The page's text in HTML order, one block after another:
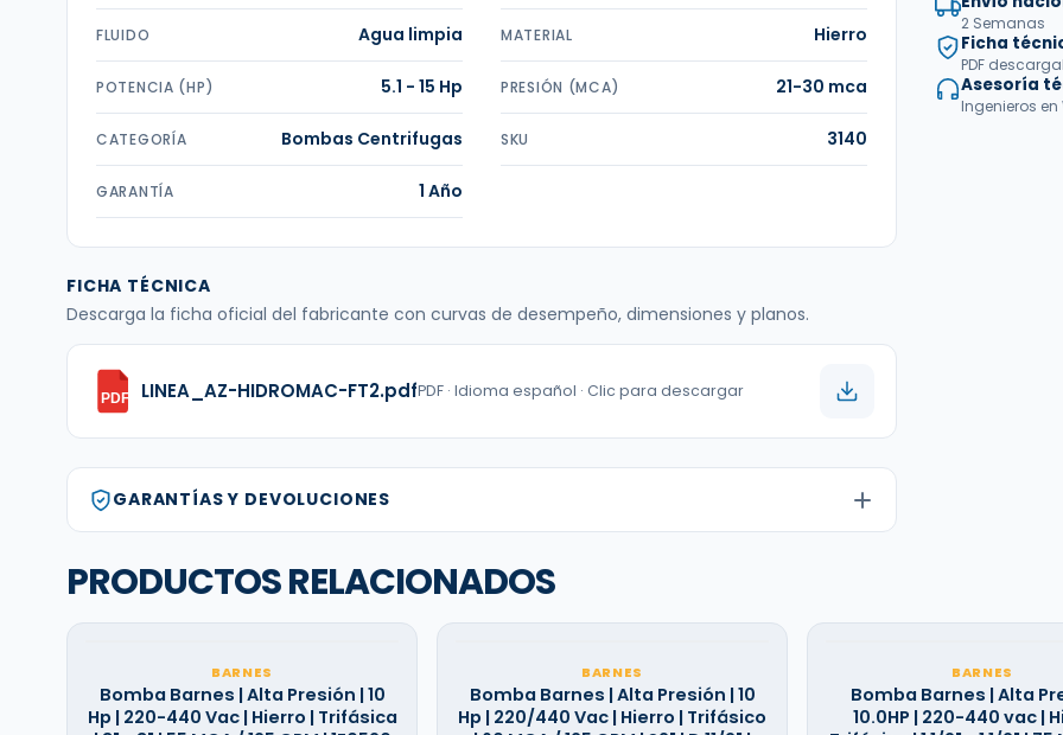
2 Semanas
Ficha
PDF
Asesoría
Ingenieros en
FLUIDO Agua limpia MATERIAL Hierro
POTENCIA (HP) 5.1 - 15 Hp PRESIÓN (MCA) 21-30 mca
CATEGORÍA Bombas Centrifugas SKU 3140
GARANTÍA 1 Año
FICHA TÉCNICA
Descarga la ficha oficial del fabricante con curvas de desempeño, dimensiones y planos.
PDF LINEA_AZ-HIDROMAC-FT2.pdfPDF · Idioma español · Clic para descargar
GARANTÍAS Y DEVOLUCIONES
PRODUCTOS RELACIONADOS
BARNES
Bomba Barnes | Alta Presión | 10
Hp | 220-440 Vac | Hierro | Trifásica
BARNES
Bomba Barnes | Alta Presión | 10
Hp | 220/440 Vac | Hierro | Trifásico
BARNES
Bomba Barnes | Alta
10.0HP | 220-440 vac |